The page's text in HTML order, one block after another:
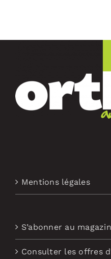
Mentions légales
S’abonner au
Consulter les offres